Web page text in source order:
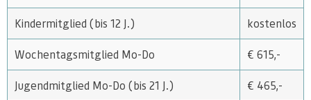
Kindermitglied (bis 12 J.) kostenlos
Wochentagsmitglied Mo-Do € 615,-
Jugendmitglied Mo-Do (bis 21 J.) € 465,-